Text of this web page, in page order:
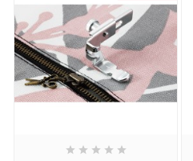
    